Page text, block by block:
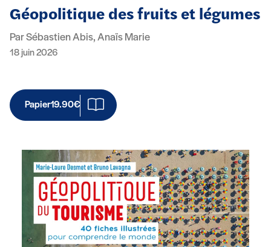
Géopolitique des fruits et légumes
Par Sébastien Abis, Anaïs Marie
18 juin 2026
Papier19.90€